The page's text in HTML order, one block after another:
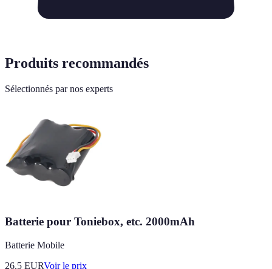
Produits recommandés
Sélectionnés par nos experts
Batterie pour Toniebox, etc. 2000mAh
Batterie Mobile
26.5 EURVoir le prix